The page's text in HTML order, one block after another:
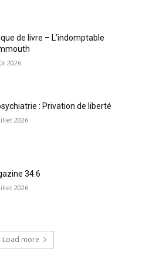
de livre – L’indomptable
2026
: Privation de liberté
2026
34.6
2026
Load more